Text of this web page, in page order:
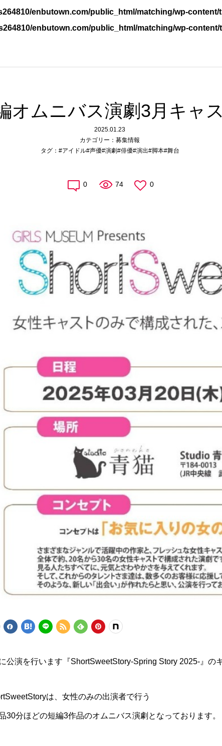
enbutown.com/public_html/matching/wp-
enbutown.com/public_html/matching/wp-
オムニバス演劇3月キャ
2025.01.23
カテゴリー： 募集情報
タグ： #アイドル#声優#演劇#俳優#演出#脚本#舞台
0 74 0
公演を行います『ShortSweetStory-Spring Story 2025-』の
は、女性のみの出演者で行う
30分ほどの短編3作品のオムニバス演劇となっております。